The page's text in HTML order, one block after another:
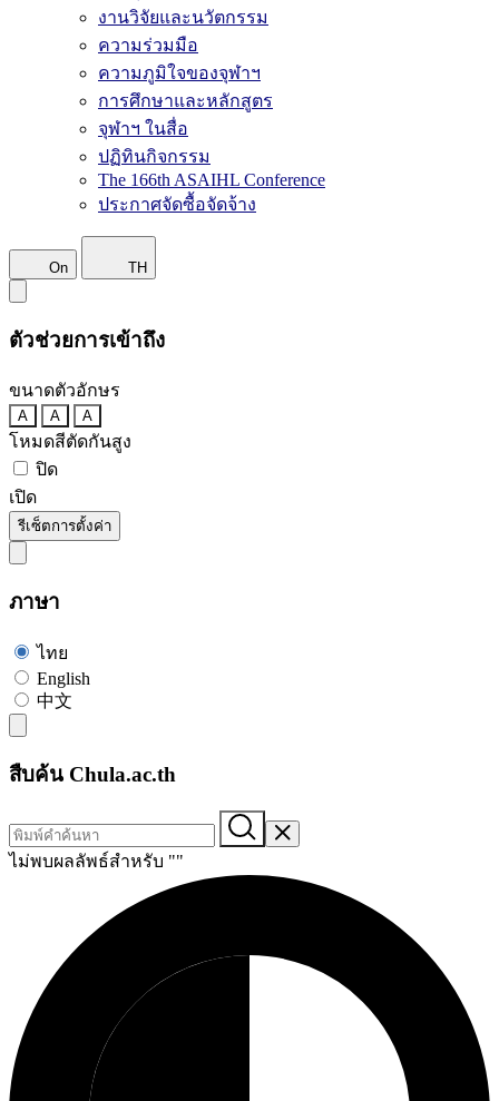
งานวิจัยและนวัตกรรม
ความร่วมมือ
ความภูมิใจของจุฬาฯ
การศึกษาและหลักสูตร
จุฬาฯ ในสื่อ
ปฏิทินกิจกรรม
The 166th ASAIHL Conference
ประกาศจัดซื้อจัดจ้าง
On TH
ตัวช่วยการเข้าถึง
ขนาดตัวอักษร
A A A
โหมดสีตัดกันสูง
ปิด
เปิด
รีเซ็ตการตั้งค่า
ภาษา
ไทย
English
中文
สืบค้น Chula.ac.th
ไม่พบผลลัพธ์สำหรับ ""